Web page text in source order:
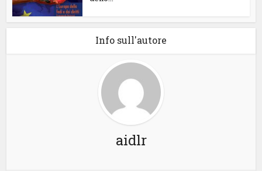
Info sull'autore
aidlr